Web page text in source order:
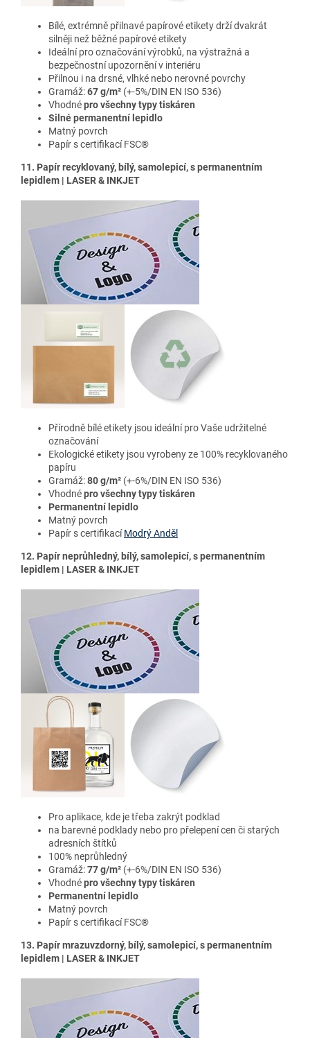
Bílé, extrémně přilnavé papírové etikety drží dvakrát
silněji než běžné papírové etikety
Ideální pro označování výrobků, na výstražná a
bezpečnostní upozornění v interiéru
Přilnou i na drsné, vlhké nebo nerovné povrchy
Gramáž:67 g/m² (+-5%/DIN EN ISO 536)
Vhodnépro všechny typy tiskáren
Silné permanentní lepidlo
Matný povrch
Papír s certifikací FSC®
11. Papír recyklovaný, bílý, samolepicí, s permanentním
lepidlem | LASER & INKJET
Přírodně bílé etikety jsou ideální pro Vaše udržitelné
označování
Ekologické etikety jsou vyrobeny ze 100% recyklovaného
papíru
Gramáž:80 g/m² (+-6%/DIN EN ISO 536)
Vhodnépro všechny typy tiskáren
Permanentní lepidlo
Matný povrch
Papír s certifikacíModrý Anděl
12. Papír neprůhledný, bílý, samolepicí, s permanentním
lepidlem | LASER & INKJET
Pro aplikace, kde je třeba zakrýt podklad
na barevné podklady nebo pro přelepení cen či starých
adresních štítků
100% neprůhledný
Gramáž:77 g/m² (+-6%/DIN EN ISO 536)
Vhodnépro všechny typy tiskáren
Permanentní lepidlo
Matný povrch
Papír s certifikací FSC®
13. Papír mrazuvzdorný, bílý, samolepicí, s permanentním
lepidlem | LASER & INKJET